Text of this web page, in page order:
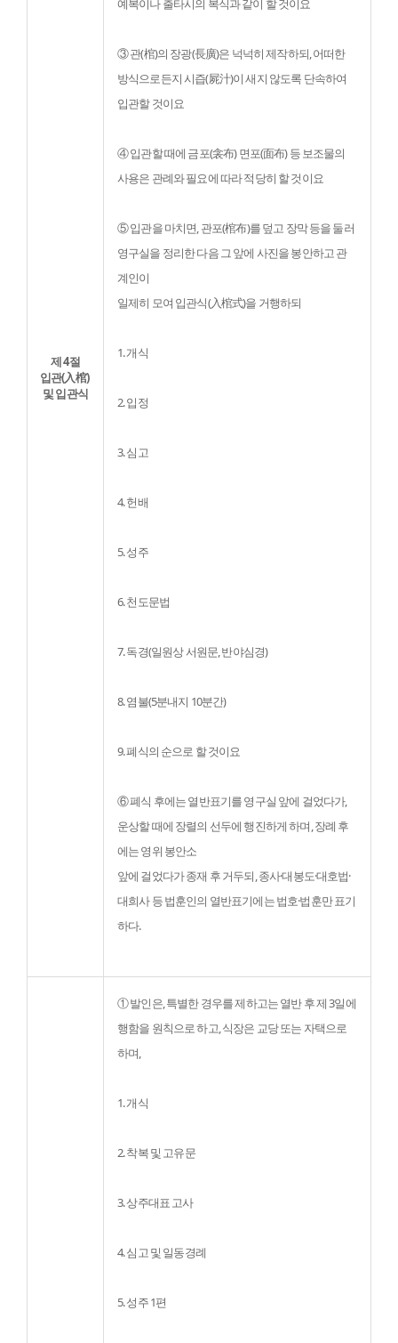
제 4절
입관(入棺)
및 입관식
예복이나 출타시의 복식과 같이 할 것이요
③ 관(棺)의 장광(長廣)은 넉넉히 제작하되, 어떠한
방식으로든지 시즙(屍汁)이 새지 않도록 단속하여
입관할 것이요
④ 입관할 때에 금포(衾布) 면포(面布) 등 보조물의
사용은 관례와 필요에 따라 적당히 할 것이요
⑤ 입관을 마치면, 관포(棺布)를 덮고 장막 등을 둘러
영구실을 정리한 다음 그 앞에 사진을 봉안하고 관
계인이
일제히 모여 입관식(入棺式)을 거행하되
1. 개식
2. 입정
3. 심고
4. 헌배
5. 성주
6. 천도문법
7. 독경(일원상 서원문, 반야심경)
8. 염불(5분내지 10분간)
9. 폐식의 순으로 할 것이요
⑥ 폐식 후에는 열반표기를 영구실 앞에 걸었다가,
운상할 때에 장렬의 선두에 행진하게 하며, 장례 후
에는 영위 봉안소
앞에 걸었다가 종재 후 거두되, 종사·대봉도·대호법·
대희사 등 법훈인의 열반표기에는 법호·법훈만 표기
하다.
① 발인은, 특별한 경우를 제하고는 열반 후 제 3일에
행함을 원칙으로 하고, 식장은 교당 또는 자택으로
하며,
1. 개식
2. 착복 및 고유문
3. 상주대표 고사
4. 심고 및 일동경례
5. 성주 1편